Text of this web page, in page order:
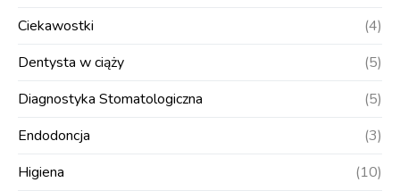
Ciekawostki
(4)
Dentysta w ciąży
(5)
Diagnostyka Stomatologiczna
(5)
Endodoncja
(3)
Higiena
(10)